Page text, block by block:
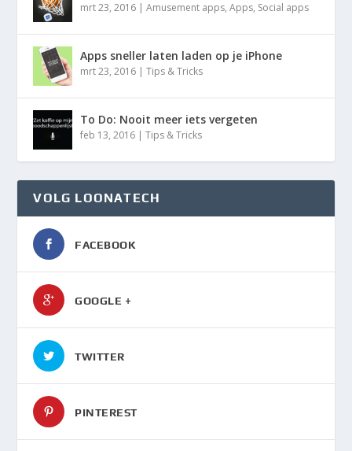
mrt 23, 2016 |Amusement apps,Apps, Social apps
Apps sneller laten laden op je iPhone
mrt 23, 2016 |Tips & Tricks
To Do: Nooit meer iets vergeten
feb 13, 2016 |Tips & Tricks
VOLG LOONATECH
FACEBOOK
GOOGLE +
TWITTER
PINTEREST